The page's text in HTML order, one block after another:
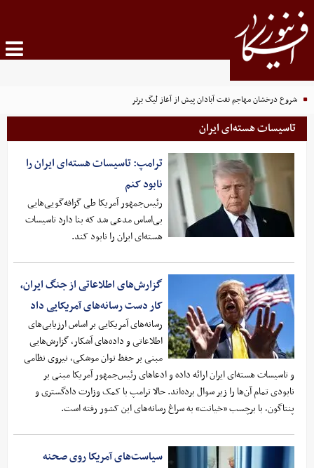
شروع درخشان مهاجم نفت آبادان پیش از آغاز لیگ برتر
تاسیسات هسته‌ای ایران
ترامپ: تاسیسات هسته‌ای ایران را
نابود کنم
رئیس‌جمهور آمریکا طی گزافه‌گویی‌هایی
بی‌اساس مدعی شد که بنا دارد تاسیسات
هسته‌ای ایران را نابود کند.
گزارش‌های اطلاعاتی از جنگ ایران،
کار دست رسانه‌های آمریکایی داد
رسانه‌های آمریکایی بر اساس ارزیابی‌های
اطلاعاتی و داده‌های آشکار، گزارش‌هایی
مبنی بر حفظ توان موشکی، نیروی نظامی
و تاسیسات هسته‌ای ایران ارائه داده و ادعاهای رئیس‌جمهور آمریکا مبنی بر
نابودی تمام آن‌ها را زیر سوال برده‌اند. حالا ترامپ با کمک وزارت دادگستری و
پنتاگون، با برچسب «خیانت» به سراغ رسانه‌های این کشور رفته است.
سیاست‌های آمریکا روی صحنه